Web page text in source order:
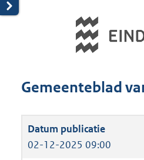
Gemeenteblad
02-12-2025 09:00